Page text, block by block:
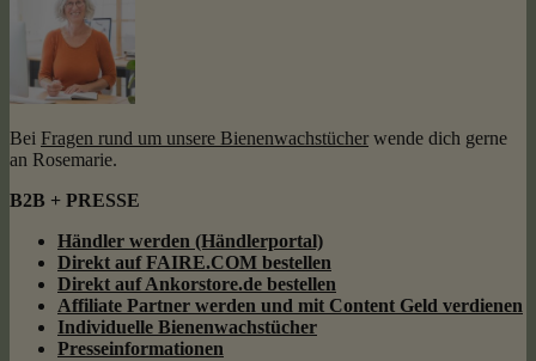
Bei Fragen rund um unsere Bienenwachstücher wende dich gerne
an Rosemarie.
B2B + PRESSE
Händler werden (Händlerportal)
Direkt auf FAIRE.COM bestellen
Direkt auf Ankorstore.de bestellen
Affiliate Partner werden und mit Content Geld verdienen
Individuelle Bienenwachstücher
Presseinformationen